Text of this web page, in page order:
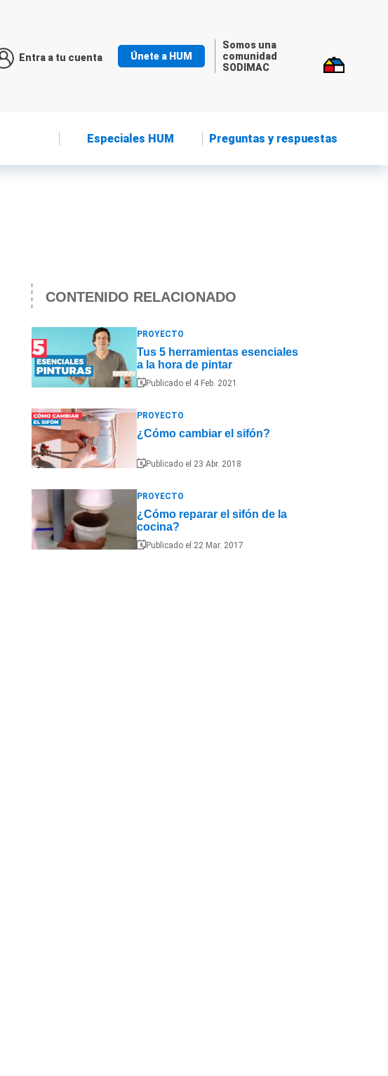
Entra a tu cuenta Únete a HUM
Somos una
comunidad
SODIMAC
Especiales HUM Preguntas y respuestas
CONTENIDO RELACIONADO
PROYECTO
Tus 5 herramientas esenciales
a la hora de pintar
Publicado el 4 Feb. 2021
PROYECTO
¿Cómo cambiar el sifón?
Publicado el 23 Abr. 2018
PROYECTO
¿Cómo reparar el sifón de la
cocina?
Publicado el 22 Mar. 2017